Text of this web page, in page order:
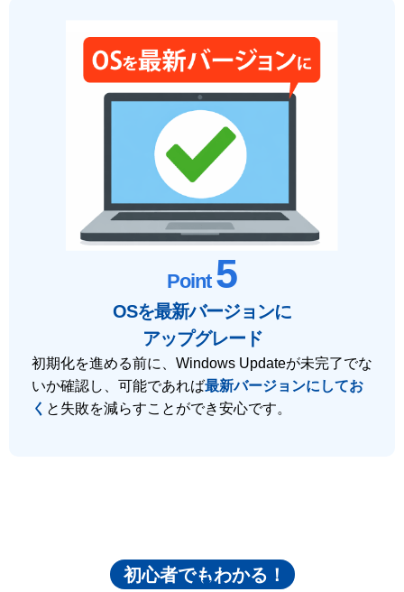
Point 5
OSを最新バージョンに
アップグレード
初期化を進める前に、Windows Updateが未完了でな
いか確認し、可能であれば最新バージョンにしてお
く と失敗を減らすことができ安心です。
初心者でもわかる！